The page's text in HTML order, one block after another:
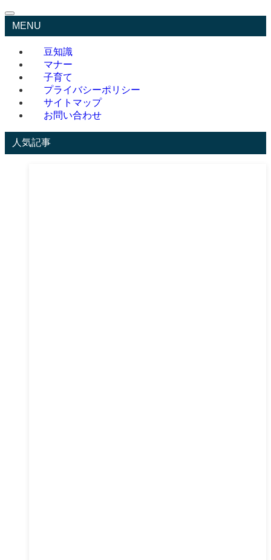
MENU
豆知識
マナー
子育て
プライバシーポリシー
サイトマップ
お問い合わせ
人気記事